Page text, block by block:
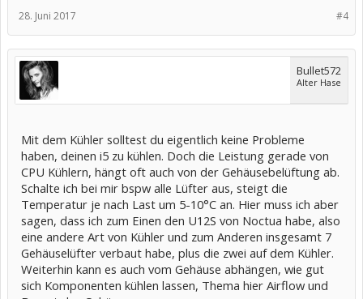
#4
28. Juni 2017
Bullet572
Alter Hase
Mit dem Kühler solltest du eigentlich keine Probleme
haben, deinen i5 zu kühlen. Doch die Leistung gerade von
CPU Kühlern, hängt oft auch von der Gehäusebelüftung ab.
Schalte ich bei mir bspw alle Lüfter aus, steigt die
Temperatur je nach Last um 5-10°C an. Hier muss ich aber
sagen, dass ich zum Einen den U12S von Noctua habe, also
eine andere Art von Kühler und zum Anderen insgesamt 7
Gehäuselüfter verbaut habe, plus die zwei auf dem Kühler.
Weiterhin kann es auch vom Gehäuse abhängen, wie gut
sich Komponenten kühlen lassen, Thema hier Airflow und